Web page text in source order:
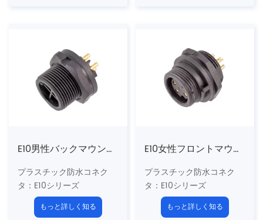
Umber of Cores：2、
3、4、5、6、7、8、10、
12ピン
終了方法：はんだ
シールド：いいえ
Umber of Cores：2、
3、4、5、6、7、8、10、
12ピン
終了方法：はんだ
E10男性バックマウントPCBレセプタクル（スレッド）
プラスチック防水コネク
タ ：E10シリーズ
5/8 "-27uns US標準ネジ
構造タイプ：バックマウン
もっと詳しく知る
E10女性フロントマウントはんだレセプタクル（スレッド）
プラスチック防水コネク
タ ：E10シリーズ
5/8 "-27uns US標準ネジ
構造タイプ：フロントマウ
もっと詳しく知る